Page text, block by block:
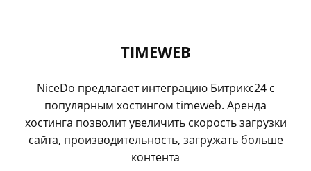
TIMEWEB
NiceDo предлагает интеграцию Битрикс24 с
популярным хостингом timeweb. Аренда
хостинга позволит увеличить скорость загрузки
сайта, производительность, загружать больше
контента